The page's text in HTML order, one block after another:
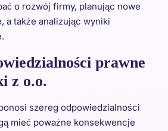
o rozwój firmy, planując nowe
a także analizując wyniki
prawne
z o.o.
szereg odpowiedzialności
mieć poważne konsekwencje